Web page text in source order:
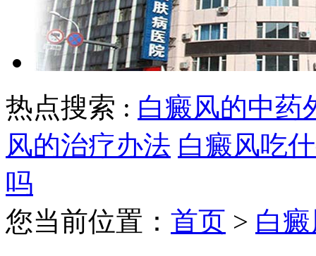
热点搜索 : 白癜风的中药
风的治疗办法 白癜风吃
吗
您当前位置： 首页 > 白